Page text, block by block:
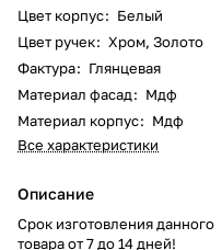
Цвет корпус: Белый
Цвет ручек: Хром, Золото
Фактура: Глянцевая
Материал фасад: Мдф
Материал корпус: Мдф
Все характеристики
Описание
Срок изготовления данного
товара от 7 до 14 дней!